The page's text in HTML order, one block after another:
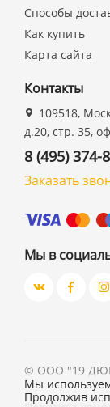
Способы
Как купить
Карта сайта
Контакты
109518,
д.20, стр. 35,
8 (495) 374-
Заказать
Мы в
© ООО "19
Мы
Продолжив